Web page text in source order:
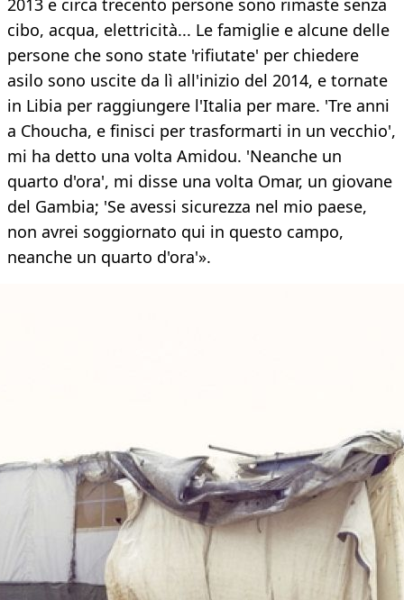
2013 e circa trecento persone sono rimaste senza
cibo, acqua, elettricità... Le famiglie e alcune delle
persone che sono state 'rifiutate' per chiedere
asilo sono uscite da lì all'inizio del 2014, e tornate
in Libia per raggiungere l'Italia per mare. 'Tre anni
a Choucha, e finisci per trasformarti in un vecchio',
mi ha detto una volta Amidou. 'Neanche un
quarto d'ora', mi disse una volta Omar, un giovane
del Gambia; 'Se avessi sicurezza nel mio paese,
non avrei soggiornato qui in questo campo,
neanche un quarto d'ora'».